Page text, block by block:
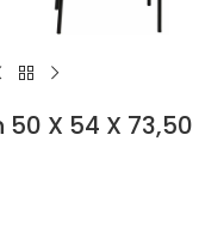
X 54 X 73,50